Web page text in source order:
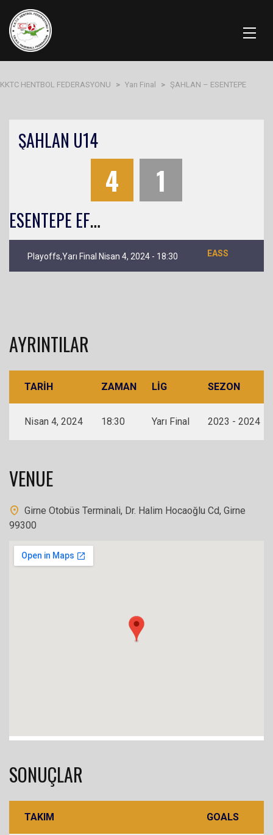
KKTC HENTBOL FEDERASYONU > Yarı Final > ŞAHLAN – ESENTEPE
ŞAHLAN U14
4 1
E
SENTEPE EFSANE U-14K
Playoffs,Yarı Final Nisan 4, 2024 - 18:30 EASS
AYRINTILAR
TARIH ZAMAN LIG SEZON
Nisan 4, 2024 18:30 Yarı Final 2023 - 2024
VENUE
Girne Otobüs Terminali, Dr. Halim Hocaoğlu Cd, Girne
99300
SONUÇLAR
TAKIM GOALS